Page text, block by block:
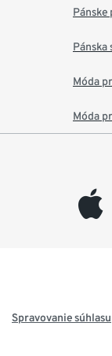
Pánska
Móda
Móda
appleinc
Spravovanie súhlasu